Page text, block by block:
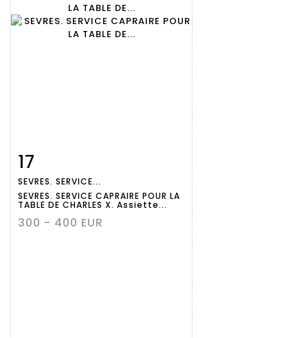
détaillée
17
SEVRES. SERVICE...
SEVRES. SERVICE CAPRAIRE POUR LA
TABLE DE CHARLES X. Assiette...
300 - 400 EUR